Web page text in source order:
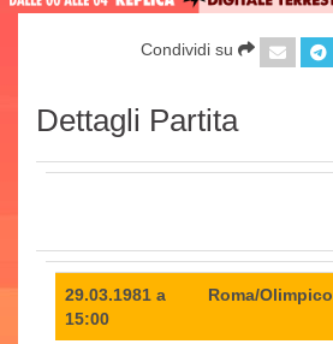
Condividi su
Dettagli Partita
29.03.1981 a
15:00
Roma/Olimpico